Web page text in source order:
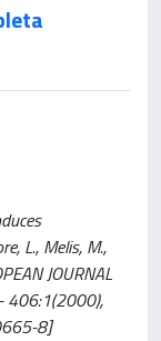
L., Melis, M.,
JOURNAL
406:1(2000),
8]